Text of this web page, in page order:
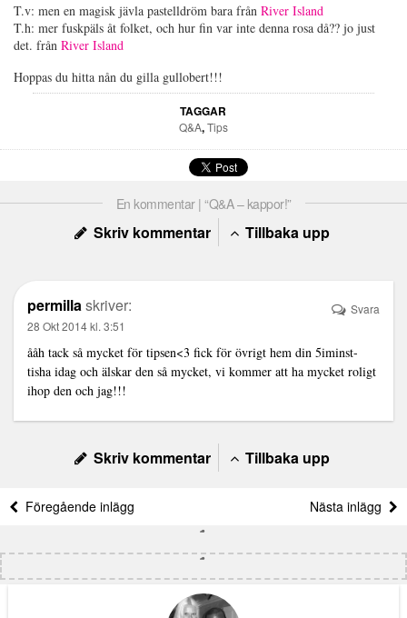
T.v: men en magisk jävla pastelldröm bara från River Island
T.h: mer fuskpäls åt folket, och hur fin var inte denna rosa då?? jo just
det. från River Island
Hoppas du hitta nån du gilla gullobert!!!
TAGGAR
Q&A,Tips
En kommentar | “Q&A – kappor!”
Skriv kommentar Tillbaka upp
permillaskriver:
28 Okt 2014 kl. 3:51
ååh tack så mycket för tipsen<3 fick för övrigt hem din 5iminst-
tisha idag och älskar den så mycket, vi kommer att ha mycket roligt
ihop den och jag!!!
Svara
Skriv kommentar Tillbaka upp
Föregående inlägg Nästa inlägg